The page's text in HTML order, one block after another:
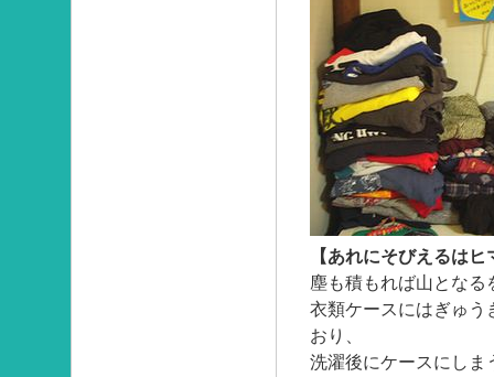
【あれにそびえるはヒ
塵も積もれば山となる
衣類ケースにはぎゅう
おり、
洗濯後にケースにしま